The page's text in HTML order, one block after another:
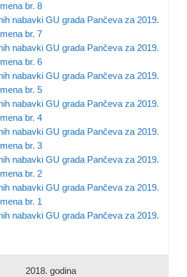
br. 8
nabavki GU grada Pančeva za 2019.
br. 7
nabavki GU grada Pančeva za 2019.
br. 6
nabavki GU grada Pančeva za 2019.
br. 5
nabavki GU grada Pančeva za 2019.
br. 4
nabavki GU grada Pančeva za 2019.
br. 3
nabavki GU grada Pančeva za 2019.
br. 2
nabavki GU grada Pančeva za 2019.
br. 1
nabavki GU grada Pančeva za 2019.
2018. godina